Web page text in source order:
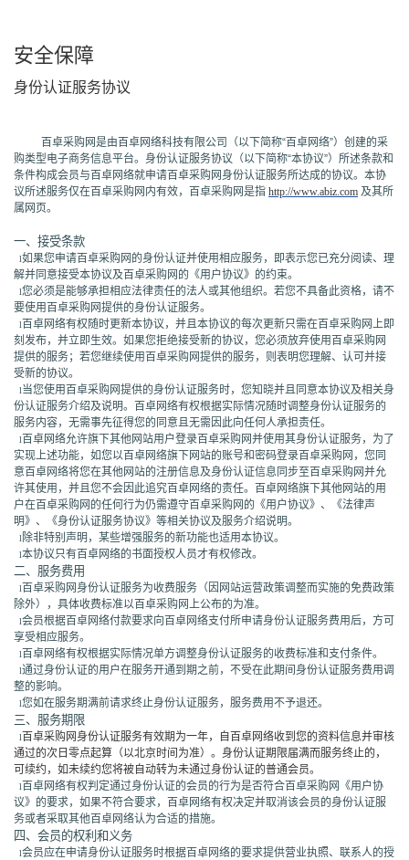
安全保障
身份认证服务协议
百卓采购网是由百卓网络科技有限公司（以下简称“百卓网络”）创建的采
购类型电子商务信息平台。身份认证服务协议（以下简称“本协议”）所述条款和
条件构成会员与百卓网络就申请百卓采购网身份认证服务所达成的协议。本协
议所述服务仅在百卓采购网内有效，百卓采购网是指 http://www.abiz.com 及其所
属网页。
一、接受条款
l如果您申请百卓采购网的身份认证并使用相应服务，即表示您已充分阅读、理
解并同意接受本协议及百卓采购网的《用户协议》的约束。
l您必须是能够承担相应法律责任的法人或其他组织。若您不具备此资格，请不
要使用百卓采购网提供的身份认证服务。
l 百卓网络有权随时更新本协议，并且本协议的每次更新只需在百卓采购网上即
刻发布，并立即生效。如果您拒绝接受新的协议，您必须放弃使用百卓采购网
提供的服务；若您继续使用百卓采购网提供的服务，则表明您理解、认可并接
受新的协议。
l当您使用百卓采购网提供的身份认证服务时，您知晓并且同意本协议及相关身
份认证服务介绍及说明。百卓网络有权根据实际情况随时调整身份认证服务的
服务内容，无需事先征得您的同意且无需因此向任何人承担责任。
l 百卓网络允许旗下其他网站用户登录百卓采购网并使用其身份认证服务，为了
实现上述功能，如您以百卓网络旗下网站的账号和密码登录百卓采购网，您同
意百卓网络将您在其他网站的注册信息及身份认证信息同步至百卓采购网并允
许其使用，并且您不会因此追究百卓网络的责任。百卓网络旗下其他网站的用
户在百卓采购网的任何行为仍需遵守百卓采购网的《用户协议》、《法律声
明》、《身份认证服务协议》等相关协议及服务介绍说明。
l 除非特别声明，某些增强服务的新功能也适用本协议。
l本协议只有百卓网络的书面授权人员才有权修改。
二、服务费用
l 百卓采购网身份认证服务为收费服务（因网站运营政策调整而实施的免费政策
除外），具体收费标准以百卓采购网上公布的为准。
l会员根据百卓网络付款要求向百卓网络支付所申请身份认证服务费用后，方可
享受相应服务。
l 百卓网络有权根据实际情况单方调整身份认证服务的收费标准和支付条件。
l通过身份认证的用户在服务开通到期之前，不受在此期间身份认证服务费用调
整的影响。
l您如在服务期满前请求终止身份认证服务，服务费用不予退还。
三、服务期限
l 百卓采购网身份认证服务有效期为一年，自百卓网络收到您的资料信息并审核
通过的次日零点起算（以北京时间为准）。身份认证期限届满而服务终止的，
可续约，如未续约您将被自动转为未通过身份认证的普通会员。
l 百卓网络有权判定通过身份认证的会员的行为是否符合百卓采购网《用户协
议》的要求，如果不符合要求，百卓网络有权决定并取消该会员的身份认证服
务或者采取其他百卓网络认为合适的措施。
四、会员的权利和义务
l会员应在申请身份认证服务时根据百卓网络的要求提供营业执照、联系人的授